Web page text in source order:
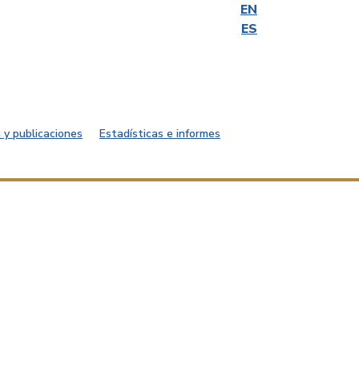
EN
ES
publicaciones Estadísticas e informes